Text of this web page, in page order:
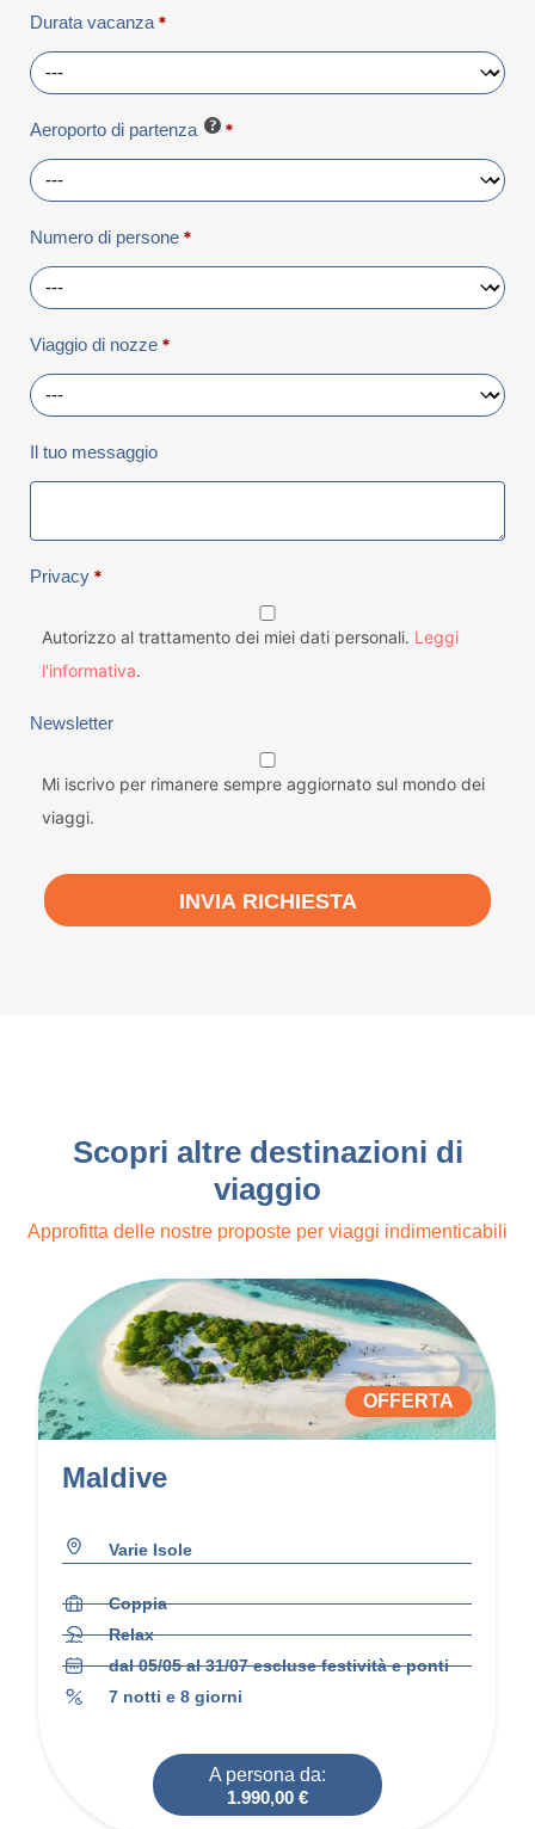
Durata vacanza *
Aeroporto di partenza *
Numero di persone *
Viaggio di nozze *
Il tuo messaggio
Privacy *
Autorizzo al trattamento dei miei dati personali. Leggi
l'informativa.
Newsletter
Mi iscrivo per rimanere sempre aggiornato sul mondo dei
viaggi.
INVIA RICHIESTA
Scopri altre destinazioni di
viaggio
Approfitta delle nostre proposte per viaggi indimenticabili
OFFERTA
Maldive
Varie Isole
Coppia
Relax
dal 05/05 al 31/07 escluse festività e ponti
7 notti e 8 giorni
A persona da:
1.990,00 €